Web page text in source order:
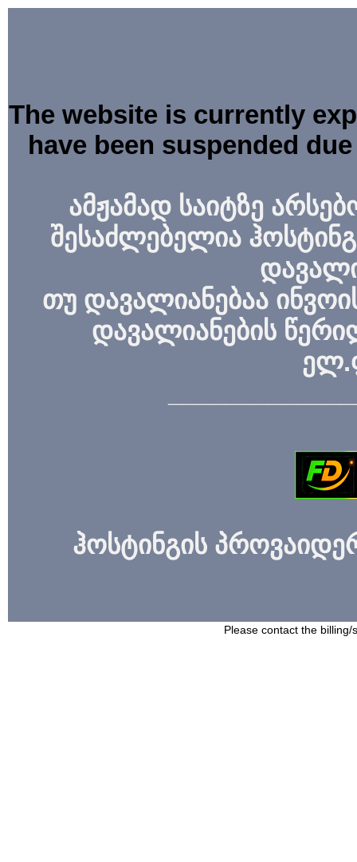
The website is currently
have been suspended
ამჟამად საიტზე
შესაძლებელია
თუ დავალიანებაა
დავალიანების
ჰოსტინგის
Please contact the